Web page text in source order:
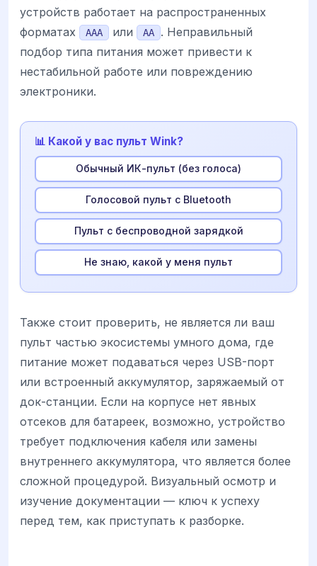
устройств работает на распространенных
форматах
AAA или AA
. Неправильный
подбор типа питания может привести к
нестабильной работе или повреждению
электроники.
📊 Какой у вас пульт Wink?
Обычный ИК-пульт (без голоса)
Голосовой пульт с Bluetooth
Пульт с беспроводной зарядкой
Не знаю, какой у меня пульт
Также стоит проверить, не является ли ваш
пульт частью экосистемы умного дома, где
питание может подаваться через USB-порт
или встроенный аккумулятор, заряжаемый от
док-станции. Если на корпусе нет явных
отсеков для батареек, возможно, устройство
требует подключения кабеля или замены
внутреннего аккумулятора, что является более
сложной процедурой. Визуальный осмотр и
изучение документации — ключ к успеху
перед тем, как приступать к разборке.